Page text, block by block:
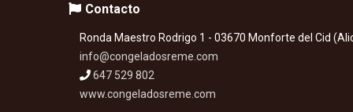
Contacto
Ronda Maestro Rodrigo 1 - 03670 Monforte del Cid
info@congeladosreme.com
647 529 802
www.congeladosreme.com